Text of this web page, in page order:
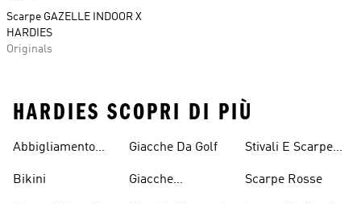
Scarpe GAZELLE INDOOR X
HARDIES
Originals
HARDIES SCOPRI DI PIÙ
Abbigliamento
Bikini
Giacche Da Golf
Giacche
Stivali E Scarpe
Scarpe Rosse